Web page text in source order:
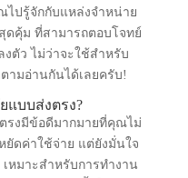
ไปรู้จักกับแหล่งจำหน่าย
ดคุ้ม ที่สามารถตอบโจทย์
ตัว ไม่ว่าจะใช้สำหรับ
ามอ่านกันได้เลยครับ!
แบบส่งตรง?
รงมีข้อดีมากมายที่คุณไม่
ยัดค่าใช้จ่าย แต่ยังมั่นใจ
มาะสำหรับการทำงาน